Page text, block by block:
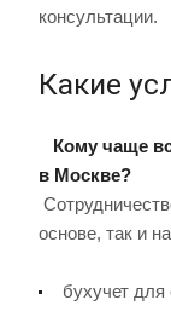
консультации.
Какие
Кому чаще
в Москве?
основе, так и
бухучет